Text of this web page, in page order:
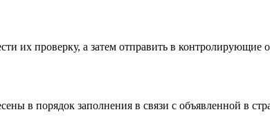
их проверку, а затем отправить в контролирующие
в порядок заполнения в связи с объявленной в